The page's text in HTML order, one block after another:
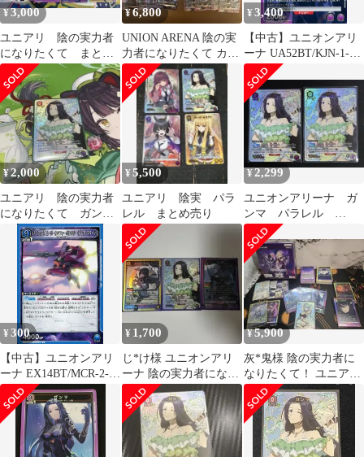
¥3,000
ユニアリ 陰の実力者
になりたくて まとめ
売り
¥6,800
UNION ARENA 陰の実
力者になりたくて カー
ドセット
¥3,400
【中古】ユニオンアリ
ーナ UA52BT/KJN-1-
064[SR]：(キラ)ガンマ
¥2,000
ユニアリ 陰の実力者
になりたくて ガン
マ パラレル
¥5,500
ユニアリ 陰実 パラ
レル まとめ売り
¥ 2,299
ユニオンアリーナ ガ
ンマ パラレル
U★ 陰の実力者にな
りたくて！ 2枚セット
¥300
【中古】ユニオンアリ
ーナ EX14BT/MCR-2-
014[U]：VF-27γSP スー
パールシファーバルキ
リー(ブレラ・スター
¥ 1,700
じ*け様 ユニオンアリ
ーナ 陰の実力者になり
たくて カード3枚セッ
ト
¥5,900
灰*鬼様 陰の実力者に
なりたくて！ ユニアリ
U☆ イプシロン SR U,C
お